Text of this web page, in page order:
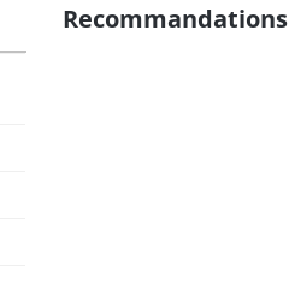
Recommandations